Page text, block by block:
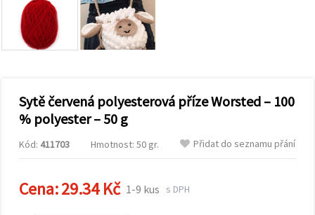
obsah a
reklamu, a
to i s
pomocí
našich
marketing.
Můžete
souhlasit s
všech
cookies
"Přijmout
Sytě červená polyesterová příze Worsted – 100
% polyester – 50 g
Kód: 411703 Hmotnost: 50 gr. Přidat do seznamu přání
Cena:29.34 Kč 1-9 kus s DPH